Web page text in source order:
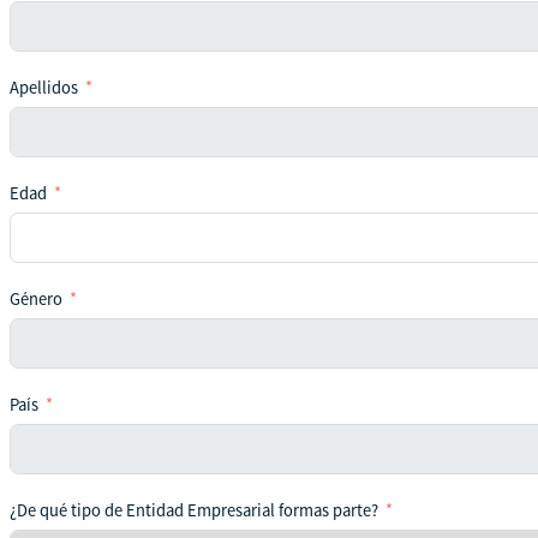
Apellidos
Edad
Género
País
¿De qué tipo de Entidad Empresarial formas parte?